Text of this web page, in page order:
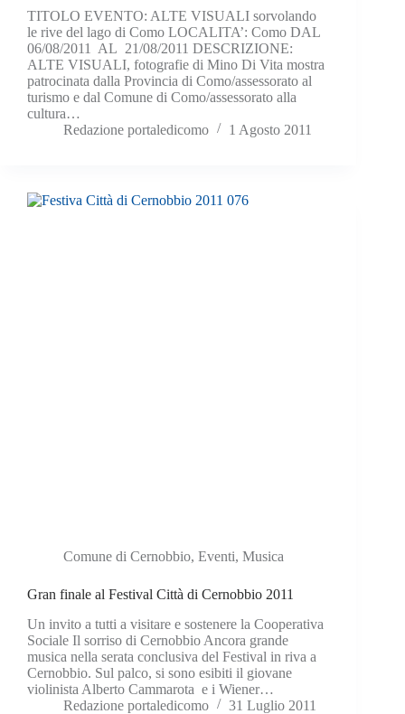
TITOLO EVENTO: ALTE VISUALI sorvolando
le rive del lago di Como LOCALITA’: Como DAL
06/08/2011 AL 21/08/2011 DESCRIZIONE:
ALTE VISUALI, fotografie di Mino Di Vita mostra
patrocinata dalla Provincia di Como/assessorato al
turismo e dal Comune di Como/assessorato alla
cultura…
Redazione portaledicomo
1 Agosto 2011
Comune di Cernobbio, Eventi, Musica
Gran finale al Festival Città di Cernobbio 2011
Un invito a tutti a visitare e sostenere la Cooperativa
Sociale Il sorriso di Cernobbio Ancora grande
musica nella serata conclusiva del Festival in riva a
Cernobbio. Sul palco, si sono esibiti il giovane
violinista Alberto Cammarota e i Wiener…
Redazione portaledicomo
31 Luglio 2011